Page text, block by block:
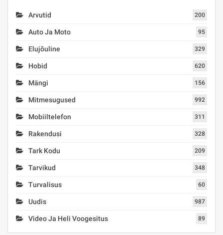
Arvutid 200
Auto Ja Moto 95
Elujõuline 329
Hobid 620
Mängi 156
Mitmesugused 992
Mobiiltelefon 311
Rakendusi 328
Tark Kodu 209
Tarvikud 348
Turvalisus 60
Uudis 987
Video Ja Heli Voogesitus 89